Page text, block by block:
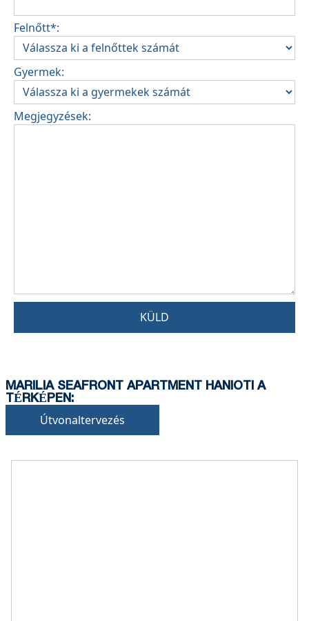
Felnőtt*:
Gyermek:
Megjegyzések:
KÜLD
MARILIA SEAFRONT APARTMENT HANIOTI A
TÉRKÉPEN:
Útvonaltervezés